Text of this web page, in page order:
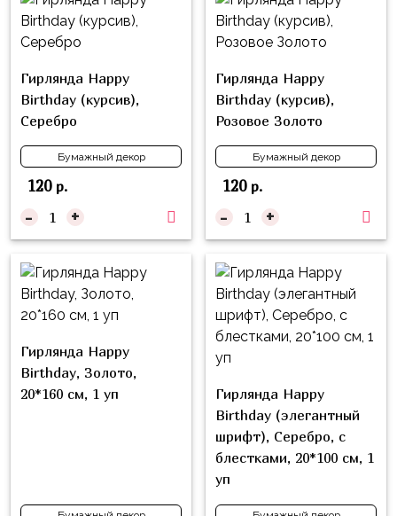
Гирлянда Happy
Birthday (курсив),
Серебро
Бумажный декор
120р.
- +
Гирлянда Happy
Birthday (курсив),
Розовое Золото
Бумажный декор
120р.
- +
Гирлянда Happy
Birthday, Золото,
20*160 см, 1 уп
Гирлянда Happy
Birthday (элегантный
шрифт), Серебро, с
блестками, 20*100 см, 1
уп
из
шаров
Цифры
Шары
с
декором
Большие
Ходячие
фигуры
Коробка-
сюрприз
Бизнес
Индивидуальная
надпись
Товары
Пони
Губка
Боб
Буба
Чебурашка
ниндзя
Фиксики
Котэ
Динозавры
Принцессы
Микки